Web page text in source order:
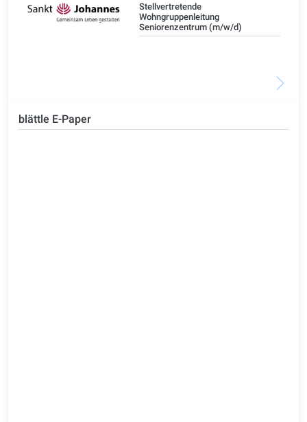
Stellvertretende
Wohngruppenleitung
Seniorenzentrum (m/w/d)
blättle E-Paper